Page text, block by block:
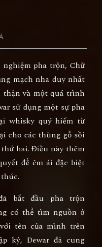
pha trộn, Chữ
mạch nha duy nhất
thận và một quá trình
sử dụng một sự pha
whisky quý hiếm từ
cho các thùng gỗ sồi
hai. Điều này thêm
để êm ái đặc biệt
bắt đầu pha trộn
có thể tìm nguồn ở
tên của mình trên
kỷ, Dewar đã cung